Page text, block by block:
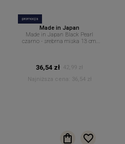
promocja
Made in Japan
Made in Japan Black Pearl
czarno - srebrna miska 13 cm.
36,54 zł
42,99 zł
Najniższa cena:
36,54 zł